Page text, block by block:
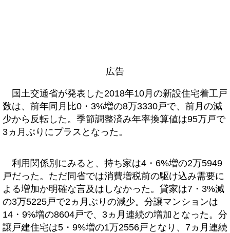
広告
国土交通省が発表した2018年10月の新設住宅着工戸
数は、前年同月比0・3%増の8万3330戸で、前月の減
少から反転した。季節調整済み年率換算値は95万戸で
3ヵ月ぶりにプラスとなった。
利用関係別にみると、持ち家は4・6%増の2万5949
戸だった。ただ同省では消費増税前の駆け込み需要に
よる増加か明確な言及はしなかった。貸家は7・3%減
の3万5225戸で2ヵ月ぶりの減少。分譲マンションは
14・9%増の8604戸で、3ヵ月連続の増加となった。分
譲戸建住宅は5・9%増の1万2556戸となり、7ヵ月連続